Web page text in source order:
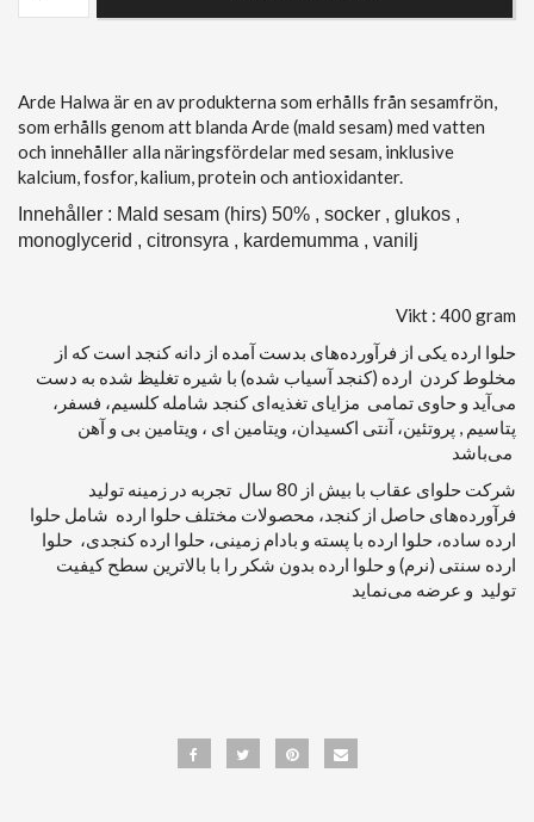
Arde Halwa är en av produkterna som erhålls från sesamfrön,
som erhålls genom att blanda Arde (mald sesam) med vatten
och innehåller alla näringsfördelar med sesam, inklusive
kalcium, fosfor, kalium, protein och antioxidanter.
Innehåller : Mald sesam (hirs) 50% , socker , glukos ,
monoglycerid , citronsyra , kardemumma , vanilj
Vikt : 400 gram
حلوا ارده یکی از فرآورده‌های بدست آمده از دانه کنجد است که از
مخلوط کردن ارده (کنجد آسیاب شده) با شیره تغلیظ شده به دست
می‌آید و حاوی تمامی مزایای تغذیه‌ای کنجد شامله کلسیم، فسفر،
پتاسیم , پروتئین، آنتی اکسیدان، ویتامین ای ، ویتامین بی و آهن
شرکت حلوای عقاب با بیش از 80 سال تجربه در زمینه تولید
فرآورده‌های حاصل از کنجد، محصولات مختلف حلوا ارده شامل حلوا
ارده ساده، حلوا ارده با پسته و بادام زمینی، حلوا ارده کنجدی، حلوا
ارده سنتی (نرم) و حلوا ارده بدون شکر را با بالاترین سطح کیفیت
تولید و عرضه می‌نماید